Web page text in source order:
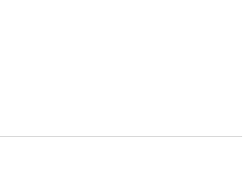
件目,250件] にエラーとなるレ
る場合には、201 ～ 400件目の
ックされますので、後続のレコー
レコード)に影響を与える場合が